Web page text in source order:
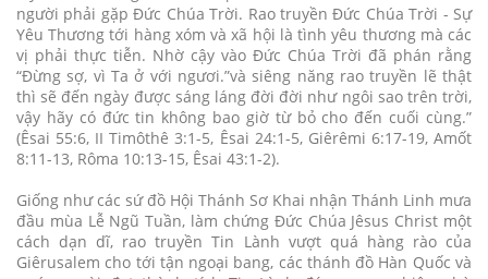
người phải gặp Đức Chúa Trời. Rao truyền Đức Chúa Trời - Sự
Yêu Thương tới hàng xóm và xã hội là tình yêu thương mà các
vị phải thực tiễn. Nhờ cậy vào Đức Chúa Trời đã phán rằng
“Đừng sợ, vì Ta ở với ngươi.”và siêng năng rao truyền lẽ thật
thì sẽ đến ngày được sáng láng đời đời như ngôi sao trên trời,
vậy hãy có đức tin không bao giờ từ bỏ cho đến cuối cùng.”
(Êsai 55:6, II Timôthê 3:1-5, Êsai 24:1-5, Giêrêmi 6:17-19, Amốt
8:11-13, Rôma 10:13-15, Êsai 43:1-2).
Giống như các sứ đồ Hội Thánh Sơ Khai nhận Thánh Linh mưa
đầu mùa Lễ Ngũ Tuần, làm chứng Đức Chúa Jêsus Christ một
cách dạn dĩ, rao truyền Tin Lành vượt quá hàng rào của
Giêrusalem cho tới tận ngoại bang, các thánh đồ Hàn Quốc và